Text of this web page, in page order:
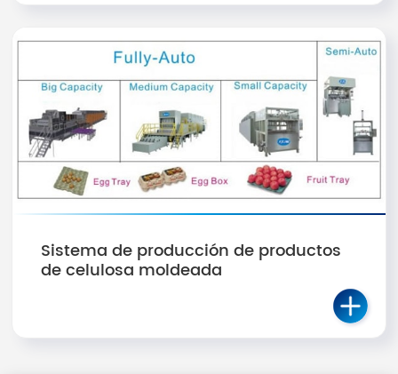
Sistema de producción de productos
de celulosa moldeada